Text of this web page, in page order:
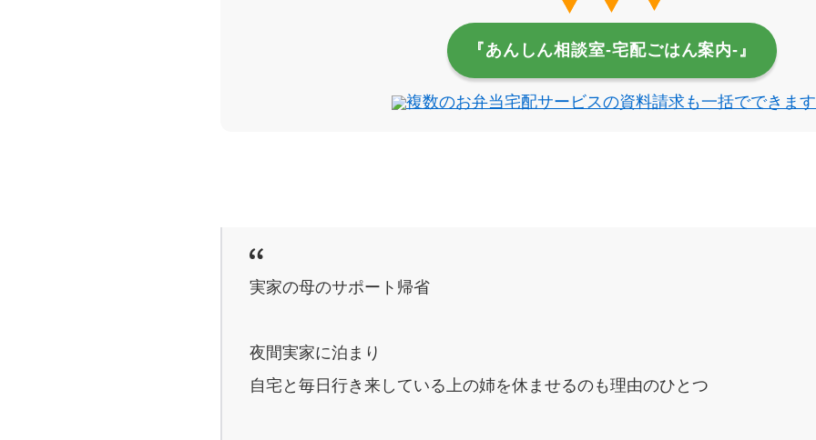
『あんしん相談室‐宅配ごはん案内‐』
複数のお弁当宅配サービスの資料請求も一括でできます
実家の母のサポート帰省
夜間実家に泊まり
自宅と毎日行き来している上の姉を休ませるのも理由のひとつ